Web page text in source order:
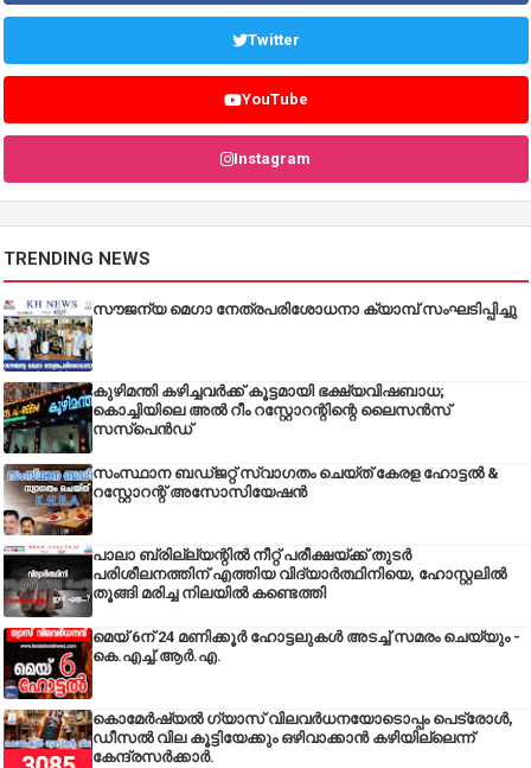
Twitter
YouTube
Instagram
TRENDING NEWS
സൗജന്യ മെഗാ നേത്രപരിശോധനാ ക്യാമ്പ് സംഘടിപ്പിച്ചു
കുഴിമന്തി കഴിച്ചവർക്ക് കൂട്ടമായി ഭക്ഷ്യവിഷബാധ;
കൊച്ചിയിലെ അൽ റീം റസ്റ്റോറന്റിന്റെ ലൈസൻസ്
സസ്പെൻഡ്
സംസ്ഥാന ബഡ്‌ജറ്റ് സ്വാഗതം ചെയ്ത് കേരള ഹോട്ടൽ &
റസ്റ്റോറന്റ് അസോസിയേഷൻ
പാലാ ബ്രില്ല്യന്റിൽ നീറ്റ് പരീക്ഷയ്ക്ക് തുടർ
പരിശീലനത്തിന് എത്തിയ വിദ്യാർത്ഥിനിയെ, ഹോസ്റ്റലിൽ
തൂങ്ങി മരിച്ച നിലയിൽ കണ്ടെത്തി
മെയ് 6ന് 24 മണിക്കൂർ ഹോട്ടലുകൾ അടച്ച് സമരം ചെയ്യും -
കെ.എച്ച്.ആർ.എ.
കൊമേർഷ്യൽ ഗ്യാസ് വിലവർധനയോടൊപ്പം പെട്രോൾ,
ഡീസല്‍ വില കൂട്ടിയേക്കും ഒഴിവാക്കാന്‍ കഴിയില്ലെന്ന്
കേന്ദ്രസര്‍ക്കാര്‍.